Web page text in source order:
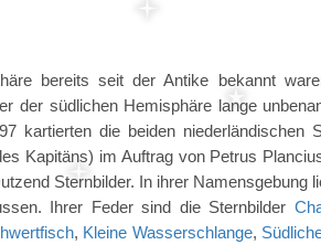
bereits seit der Antike bekannt
der südlichen Hemisphäre lange
kartierten die beiden niederländischen
Kapitäns) im Auftrag von Petrus
Sternbilder. In ihrer Namensgebung
Ihrer Feder sind die Sternbilder
, Kleine Wasserschlange,